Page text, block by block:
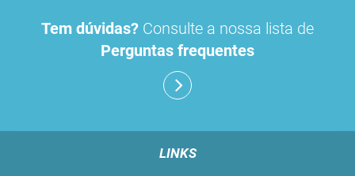
Tem dúvidas? Consulte a nossa lista de
Perguntas frequentes
LINKS